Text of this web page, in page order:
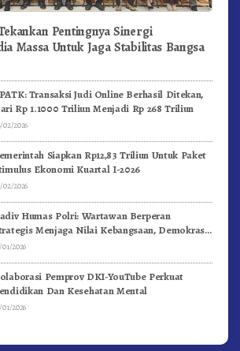
Pentingnya Sinergi
Massa Untuk Jaga Stabilitas Bangsa
Transaksi Judi Online Berhasil Ditekan,
Rp 1.1000 Triliun Menjadi Rp 268 Triliun
02/2026
Siapkan Rp12,83 Triliun Untuk Paket
Ekonomi Kuartal I-2026
02/2026
Humas Polri: Wartawan Berperan
Menjaga Nilai Kebangsaan, Demokrasi,
NKRI
01/2026
Pemprov DKI-YouTube Perkuat
Dan Kesehatan Mental
01/2026